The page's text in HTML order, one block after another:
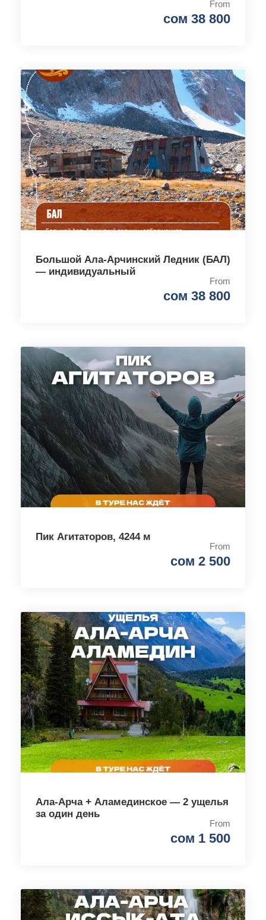
From
сом 38 800
Большой Ала-Арчинский Ледник (БАЛ)
— индивидуальный
From
сом 38 800
Пик Агитаторов, 4244 м
From
сом 2 500
Ала-Арча + Аламединское — 2 ущелья
за один день
From
сом 1 500